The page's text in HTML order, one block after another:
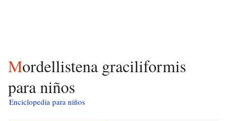
Mordellistena graciliformis
para niños
Enciclopedia para niños